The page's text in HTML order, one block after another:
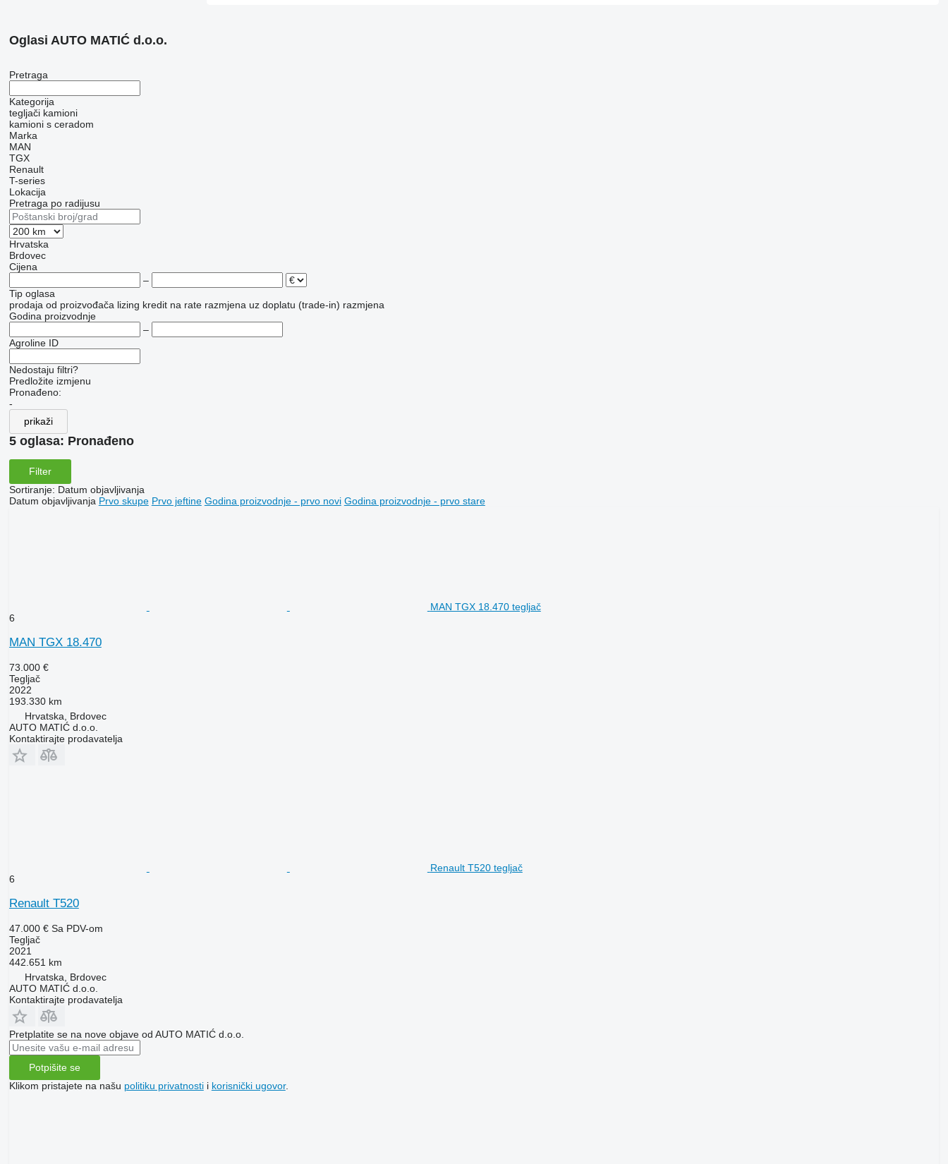
Oglasi AUTO MATIĆ d.o.o.
Pretraga
Kategorija
tegljači kamioni
kamioni s ceradom
Marka
MAN
TGX
Renault
T-series
Lokacija
Pretraga po radijusu
Hrvatska
Brdovec
Cijena
–
Tip oglasa
prodaja od proizvođača lizing kredit na rate razmjena uz doplatu (trade-in) razmjena
Godina proizvodnje
–
Agroline ID
Nedostaju filtri?
Predložite izmjenu
Pronađeno:
-
prikaži
5 oglasa: Pronađeno
Filter
Sortiranje: Datum objavljivanja
Datum objavljivanja Prvo skupe Prvo jeftine Godina proizvodnje - prvo novi Godina proizvodnje - prvo stare
MAN TGX 18.470 tegljač
6
MAN TGX 18.470
73.000 €
Tegljač
2022
193.330 km
Hrvatska, Brdovec
AUTO MATIĆ d.o.o.
Kontaktirajte prodavatelja
Renault T520 tegljač
6
Renault T520
47.000 € Sa PDV-om
Tegljač
2021
442.651 km
Hrvatska, Brdovec
AUTO MATIĆ d.o.o.
Kontaktirajte prodavatelja
Pretplatite se na nove objave od AUTO MATIĆ d.o.o.
Potpišite se
Klikom pristajete na našu politiku privatnostii korisnički ugovor.